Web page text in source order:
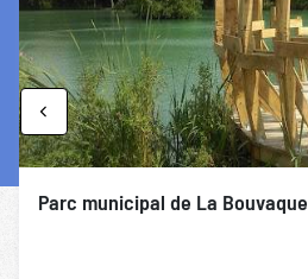
Parc municipal de La Bouvaque
Previous